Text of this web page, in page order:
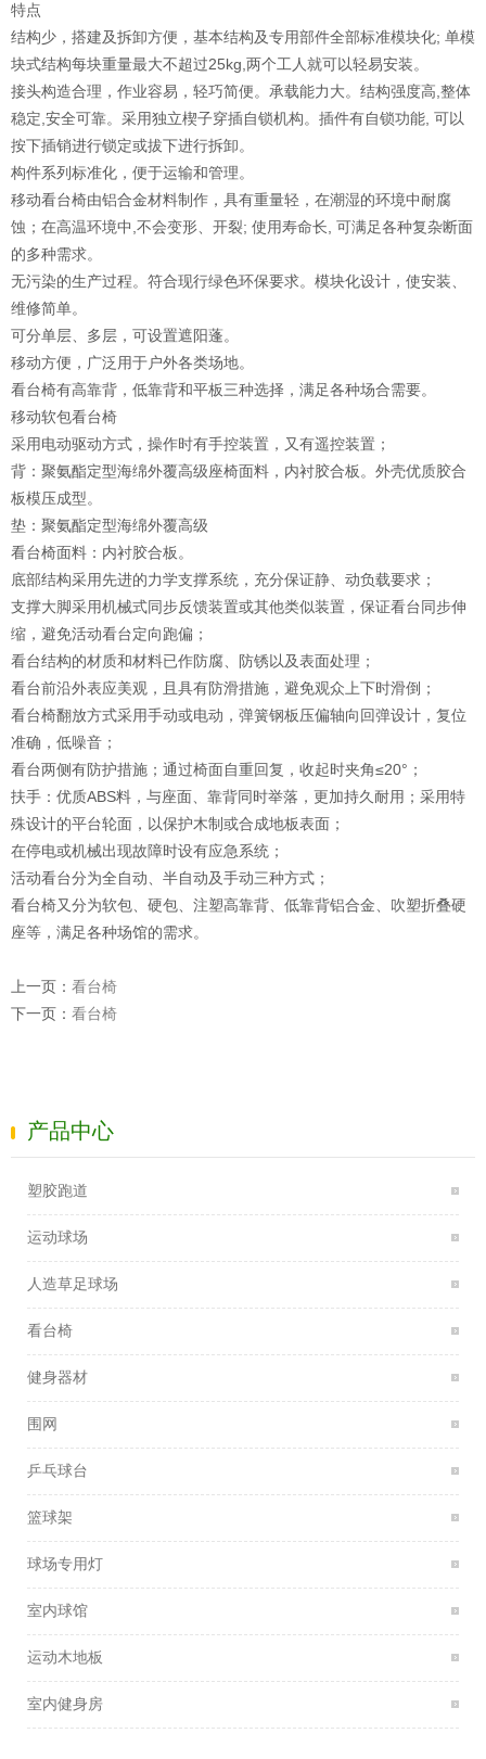
特点
结构少，搭建及拆卸方便，基本结构及专用部件全部标准模块化; 单模
块式结构每块重量最大不超过25kg,两个工人就可以轻易安装。
接头构造合理，作业容易，轻巧简便。承载能力大。结构强度高,整体
稳定,安全可靠。采用独立楔子穿插自锁机构。插件有自锁功能, 可以
按下插销进行锁定或拔下进行拆卸。
构件系列标准化，便于运输和管理。
移动看台椅由铝合金材料制作，具有重量轻，在潮湿的环境中耐腐
蚀；在高温环境中,不会变形、开裂; 使用寿命长, 可满足各种复杂断面
的多种需求。
无污染的生产过程。符合现行绿色环保要求。模块化设计，使安装、
维修简单。
可分单层、多层，可设置遮阳蓬。
移动方便，广泛用于户外各类场地。
看台椅有高靠背，低靠背和平板三种选择，满足各种场合需要。
移动软包看台椅
采用电动驱动方式，操作时有手控装置，又有遥控装置；
背：聚氨酯定型海绵外覆高级座椅面料，内衬胶合板。外壳优质胶合
板模压成型。
垫：聚氨酯定型海绵外覆高级
看台椅面料：内衬胶合板。
底部结构采用先进的力学支撑系统，充分保证静、动负载要求；
支撑大脚采用机械式同步反馈装置或其他类似装置，保证看台同步伸
缩，避免活动看台定向跑偏；
看台结构的材质和材料已作防腐、防锈以及表面处理；
看台前沿外表应美观，且具有防滑措施，避免观众上下时滑倒；
看台椅翻放方式采用手动或电动，弹簧钢板压偏轴向回弹设计，复位
准确，低噪音；
看台两侧有防护措施；通过椅面自重回复，收起时夹角≤20°；
扶手：优质ABS料，与座面、靠背同时举落，更加持久耐用；采用特
殊设计的平台轮面，以保护木制或合成地板表面；
在停电或机械出现故障时设有应急系统；
活动看台分为全自动、半自动及手动三种方式；
看台椅又分为软包、硬包、注塑高靠背、低靠背铝合金、吹塑折叠硬
座等，满足各种场馆的需求。
上一页： 看台椅
下一页： 看台椅
产品中心
塑胶跑道
运动球场
人造草足球场
看台椅
健身器材
围网
乒乓球台
篮球架
球场专用灯
室内球馆
运动木地板
室内健身房